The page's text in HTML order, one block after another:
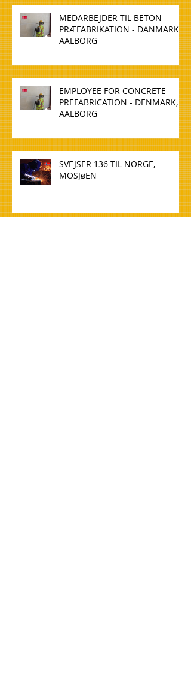
MEDARBEJDER TIL BETON
PRÆFABRIKATION - DANMARK,
AALBORG
EMPLOYEE FOR CONCRETE
PREFABRICATION - DENMARK,
AALBORG
SVEJSER 136 TIL NORGE,
MOSJøEN